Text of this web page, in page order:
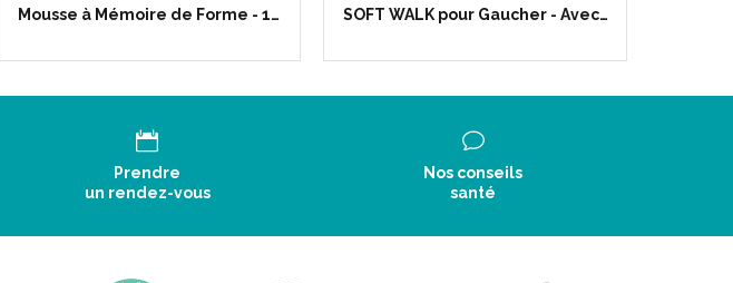
4 classes de compression pour une réponse adaptée à
INDICATIONS CLASSE 1 :
prolongées, voyages de longue durée.
Mousse à Mémoire de Forme - 1…
SOFT WALK pour Gaucher - Avec…
Prendre
un rendez-vous
Nos conseils
santé